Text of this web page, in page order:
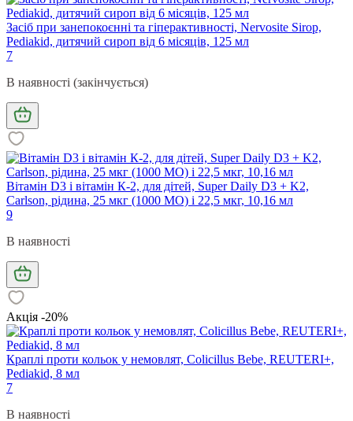
Засіб при занепокоєнні та гіперактивності, Nervosite Sirop,
Pediakid, дитячий сироп від 6 місяців, 125 мл
7
В наявності (закінчується)
Вітамін D3 і вітамін К-2, для дітей, Super Daily D3 + K2,
Carlson, рідина, 25 мкг (1000 МО) і 22,5 мкг, 10,16 мл
9
В наявності
Акція -20%
Краплі проти кольок у немовлят, Colicillus Bebe, REUTERI+,
Pediakid, 8 мл
7
В наявності